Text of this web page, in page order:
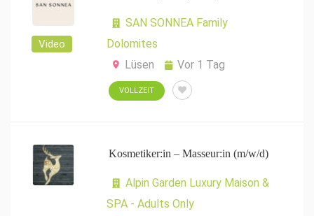
Video
SAN SONNEA Family
Dolomites
Lüsen
Vor 1 Tag
VOLLZEIT
Kosmetiker:in – Masseur:in (m/w/d)
Alpin Garden Luxury Maison &
SPA - Adults Only